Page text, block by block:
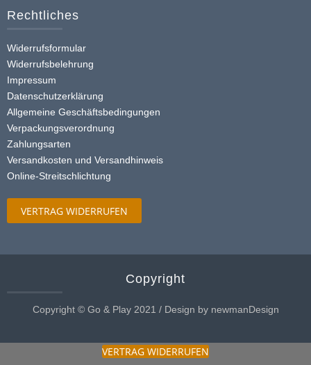
Rechtliches
Widerrufsformular
Widerrufsbelehrung
Impressum
Datenschutzerklärung
Allgemeine Geschäftsbedingungen
Verpackungsverordnung
Zahlungsarten
Versandkosten und Versandhinweis
Online-Streitschlichtung
VERTRAG WIDERRUFEN
Copyright
Copyright © Go & Play 2021 / Design by newmanDesign
VERTRAG WIDERRUFEN